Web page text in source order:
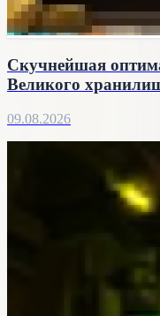
Скучнейшая
Великого
09.08.2026